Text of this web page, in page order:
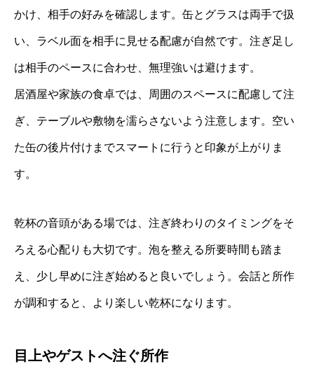
かけ、相手の好みを確認します。缶とグラスは両手で扱
い、ラベル面を相手に見せる配慮が自然です。注ぎ足し
は相手のペースに合わせ、無理強いは避けます。
居酒屋や家族の食卓では、周囲のスペースに配慮して注
ぎ、テーブルや敷物を濡らさないよう注意します。空い
た缶の後片付けまでスマートに行うと印象が上がりま
す。
乾杯の音頭がある場では、注ぎ終わりのタイミングをそ
ろえる心配りも大切です。泡を整える所要時間も踏ま
え、少し早めに注ぎ始めると良いでしょう。会話と所作
が調和すると、より楽しい乾杯になります。
目上やゲストへ注ぐ所作